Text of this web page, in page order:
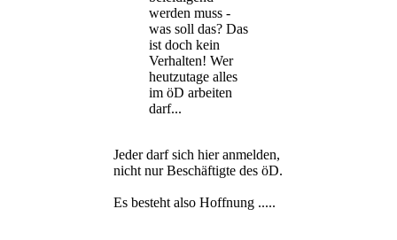
werden muss -
was soll das? Das
ist doch kein
Verhalten! Wer
heutzutage alles
im öD arbeiten
darf...
Jeder darf sich hier anmelden,
nicht nur Beschäftigte des öD.
Es besteht also Hoffnung .....